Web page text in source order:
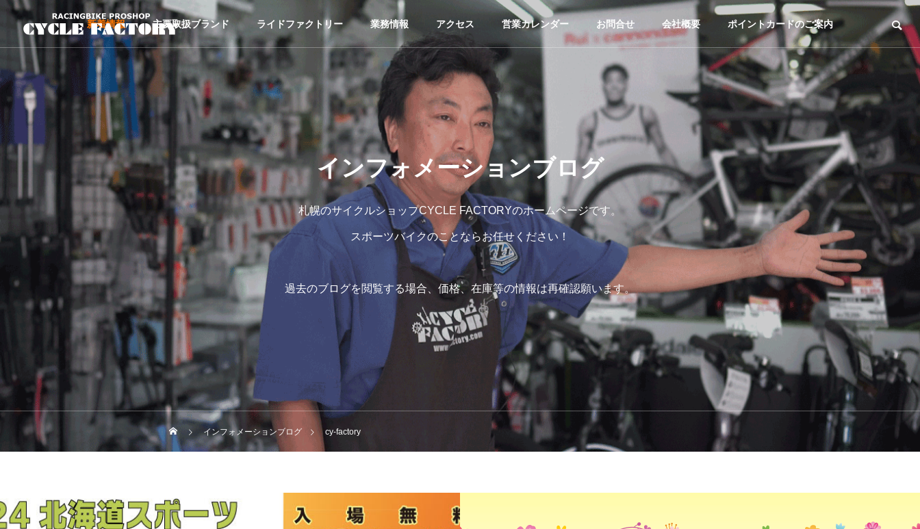
新着情報 主要取扱ブランド ライドファクトリー 業務情報 アクセス 営業カレンダー お問合せ 会社概要 ポイントカードのご案内
インフォメーションブログ
札幌のサイクルショップCYCLE FACTORYのホームページです。
スポーツバイクのことならお任せください！
過去のブログを閲覧する場合、価格、在庫等の情報は再確認願います。
インフォメーションブログ cy-factory